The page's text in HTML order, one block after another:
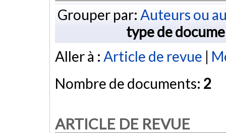
Grouper par: Auteurs ou
type de
Aller à : Article de revue |
Nombre de documents: 2
ARTICLE DE REVUE